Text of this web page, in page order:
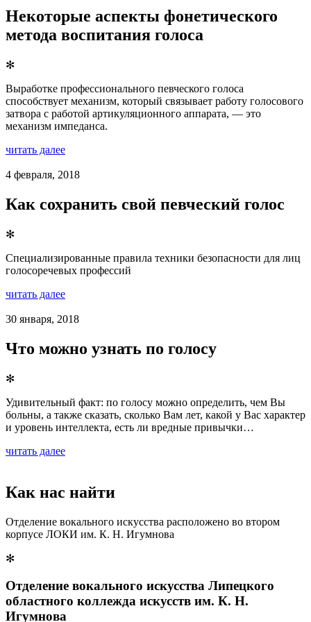
Некоторые аспекты фонетического
метода воспитания голоса
✻
Выработке профессионального певческого голоса
способствует механизм, который связывает работу голосового
затвора с работой артикуляционного аппарата, — это
механизм импеданса.
читать далее
4 февраля, 2018
Как сохранить свой певческий голос
✻
Специализированные правила техники безопасности для лиц
голосоречевых профессий
читать далее
30 января, 2018
Что можно узнать по голосу
✻
Удивительный факт: по голосу можно определить, чем Вы
больны, а также сказать, сколько Вам лет, какой у Вас характер
и уровень интеллекта, есть ли вредные привычки…
читать далее
Как нас найти
Отделение вокального искусства расположено во втором
корпусе ЛОКИ им. К. Н. Игумнова
✻
Отделение вокального искусства Липецкого
областного коллежда искусств им. К. Н.
Игумнова